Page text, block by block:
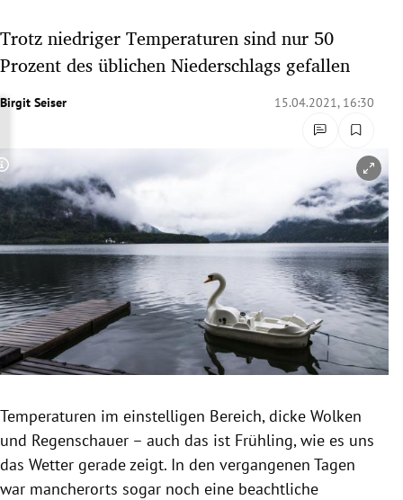
Untermenü
Untermenü
Untermenü
Untermenü
Untermenü
Untermenü
Untermenü
Trotz niedriger Temperaturen sind nur 50
Prozent des üblichen Niederschlags gefallen
Birgit Seiser 15.04.2021, 16:30
Copyright-Hinweis öffnen/schließen
Temperaturen im einstelligen Bereich, dicke Wolken
und Regenschauer – auch das ist Frühling, wie es uns
das Wetter gerade zeigt. In den vergangenen Tagen
war mancherorts sogar noch eine beachtliche